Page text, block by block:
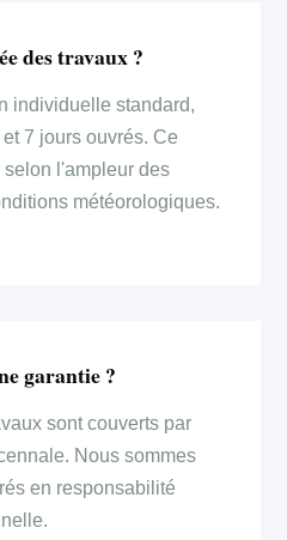
des travaux ?
individuelle standard,
7 jours ouvrés. Ce
l'ampleur des
météorologiques.
garantie ?
sont couverts par
Nous sommes
en responsabilité